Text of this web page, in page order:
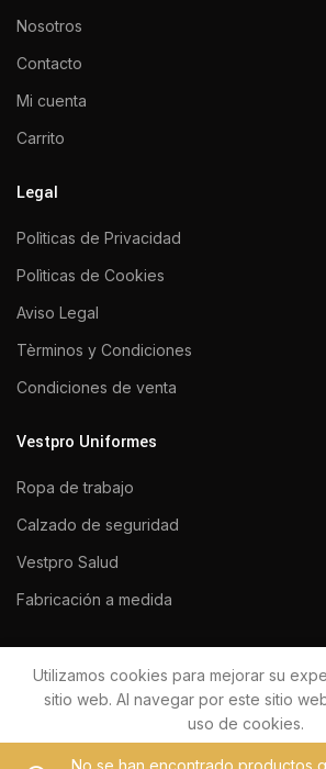
No se han encontrado productos
Nosotros
Contacto
Mi cuenta
Carrito
Legal
Polìticas de Privacidad
Polìticas de Cookies
Aviso Legal
Tèrminos y Condiciones
Condiciones de venta
Vestpro Uniformes
Ropa de trabajo
Calzado de seguridad
Vestpro Salud
Fabricación a medida
VESTPRO UNIFORMES 2020Todos los
Utilizamos cookies para mejorar su
sitio web. Al navegar por este sitio
uso de cookies.